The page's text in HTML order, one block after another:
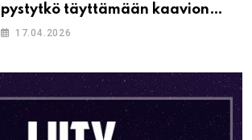
pystytkö täyttämään kaavion
oikein?
17.04.2026